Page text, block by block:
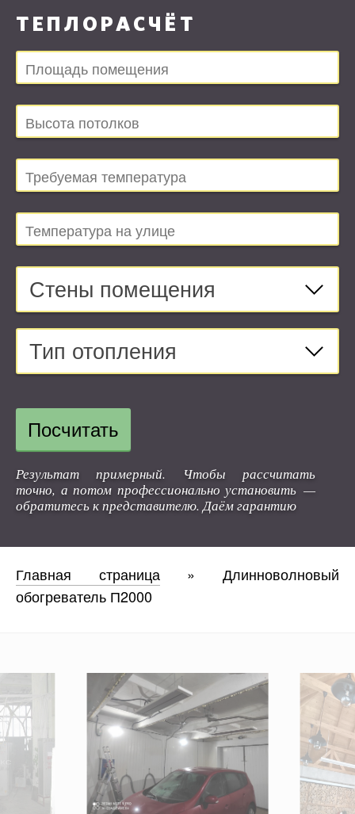
ТЕПЛОРАСЧЁТ
Стены помещения
Тип отопления
Посчитать
Результат примерный. Чтобы рассчитать
точно, а потом профессионально установить —
обратитесь к представителю. Даём гарантию
Главная страница»Длинноволновый
обогреватель П2000